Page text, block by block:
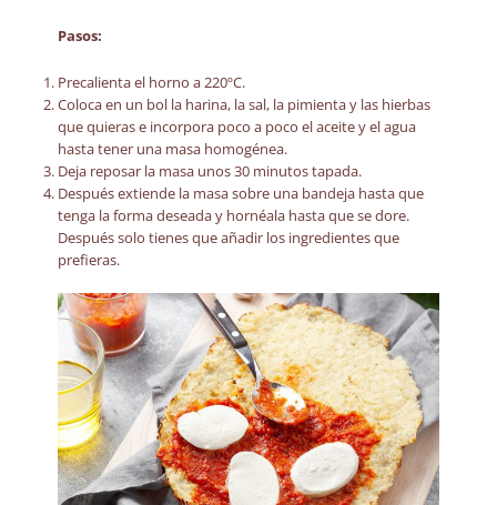
Pasos:
Precalienta el horno a 220ºC.
Coloca en un bol la harina, la sal, la pimienta y las hierbas
que quieras e incorpora poco a poco el aceite y el agua
hasta tener una masa homogénea.
Deja reposar la masa unos 30 minutos tapada.
Después extiende la masa sobre una bandeja hasta que
tenga la forma deseada y hornéala hasta que se dore.
Después solo tienes que añadir los ingredientes que
prefieras.